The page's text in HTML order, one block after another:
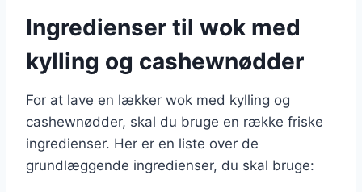
Ingredienser til wok med
kylling og cashewnødder
For at lave en lækker wok med kylling og
cashewnødder, skal du bruge en række friske
ingredienser. Her er en liste over de
grundlæggende ingredienser, du skal bruge: